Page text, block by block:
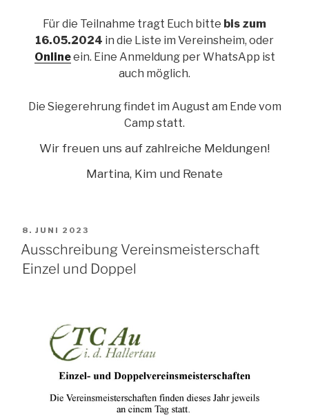
Für die Teilnahme tragt Euch bitte bis zum
16.05.2024 in die Liste im Vereinsheim, oder
Onlineein. Eine Anmeldung per WhatsApp ist
auch möglich.
Die Siegerehrung findet im August am Ende vom
Camp statt.
Wir freuen uns auf zahlreiche Meldungen!
Martina, Kim und Renate
VERÖFFENTLICHT
AM
8. JUNI 2023
Ausschreibung Vereinsmeisterschaft
Einzel und Doppel